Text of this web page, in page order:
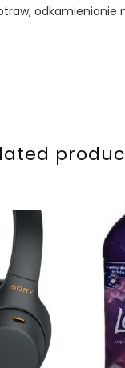
odkamienianie